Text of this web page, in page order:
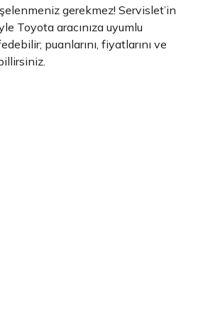
gerekmez! Servislet’in
Toyota aracınıza uyumlu
puanlarını, fiyatlarını ve